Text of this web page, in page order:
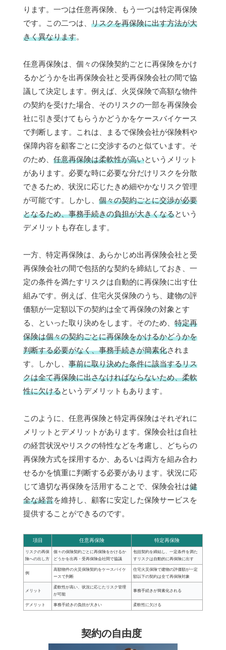
ります。一つは任意再保険、もう一つは特定再保険
です。この二つは、 リスクを再保険に出す方法が大
きく異なります。
任意再保険は、個々の保険契約ごとに再保険をかけ
るかどうかを出再保険会社と受再保険会社の間で協
議して決定します。例えば、火災保険で高額な物件
の契約を受けた場合、そのリスクの一部を再保険会
社に引き受けてもらうかどうかをケースバイケース
で判断します。これは、まるで保険会社が保険料や
保障内容を顧客ごとに交渉するのと似ています。そ
のため、 任意再保険は柔軟性が高いというメリット
があります。必要な時に必要な分だけリスクを分散
できるため、状況に応じたきめ細やかなリスク管理
が可能です。しかし、 個々の契約ごとに交渉が必要
となるため、事務手続きの負担が大きくなるという
デメリットも存在します。
一方、特定再保険は、あらかじめ出再保険会社と受
再保険会社の間で包括的な契約を締結しておき、一
定の条件を満たすリスクは自動的に再保険に出す仕
組みです。例えば、住宅火災保険のうち、建物の評
価額が一定額以下の契約は全て再保険の対象とす
る、といった取り決めをします。そのため、 特定再
保険は個々の契約ごとに再保険をかけるかどうかを
判断する必要がなく、事務手続きが簡素化されま
す。しかし、 事前に取り決めた条件に該当するリス
クは全て再保険に出さなければならないため、柔軟
性に欠けるというデメリットもあります。
このように、任意再保険と特定再保険はそれぞれに
メリットとデメリットがあります。保険会社は自社
の経営状況やリスクの特性などを考慮し、どちらの
再保険方式を採用するか、あるいは両方を組み合わ
せるかを慎重に判断する必要があります。状況に応
じて適切な再保険を活用することで、保険会社は健
全な経営を維持し、顧客に安定した保険サービスを
提供することができるのです。
項目 任意再保険 特定再保険
リスクの再保
険への出し方
個々の保険契約ごとに再保険をかけるか
どうかを出再・受再保険会社間で協議
包括契約を締結し、一定条件を満た
すリスクは自動的に再保険に出す
例
高額物件の火災保険契約をケースバイケ
ースで判断
住宅火災保険で建物の評価額が一定
額以下の契約は全て再保険対象
メリット
柔軟性が高い、状況に応じたリスク管理
が可能
事務手続きが簡素化される
デメリット 事務手続きの負担が大きい 柔軟性に欠ける
契約の自由度